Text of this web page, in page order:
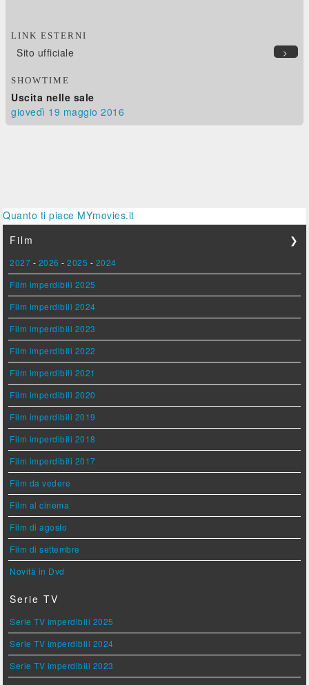
LINK ESTERNI
>
Sito ufficiale
SHOWTIME
Uscita nelle sale
giovedì 19 maggio 2016
Quanto ti piace MYmovies.it
Film
❯
2027 - 2026 -2025 - 2024
Film imperdibili 2025
Film imperdibili 2024
Film imperdibili 2023
Film imperdibili 2022
Film imperdibili 2021
Film imperdibili 2020
Film imperdibili 2019
Film imperdibili 2018
Film imperdibili 2017
Film da vedere
Film al cinema
Film di agosto
Film di settembre
Novità in Dvd
Serie TV
Serie TV imperdibili 2025
Serie TV imperdibili 2024
Serie TV imperdibili 2023